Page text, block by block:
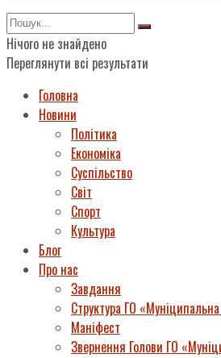
Нічого не знайдено
Переглянути всі результати
Головна
Новини
Політика
Економіка
Суспільство
Світ
Спорт
Культура
Блог
Про нас
Завдання
Структура ГО
Маніфест
Звернення Голови ГО